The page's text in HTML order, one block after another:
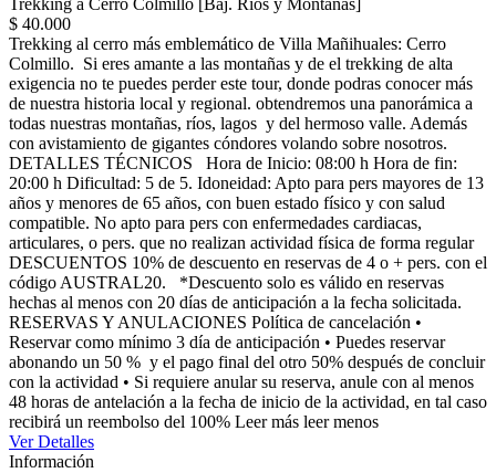
Trekking a Cerro Colmillo [Baj. Ríos y Montañas]
$ 40.000
Trekking al cerro más emblemático de Villa Mañihuales: Cerro
Colmillo. Si eres amante a las montañas y de el trekking de alta
exigencia no te puedes perder este tour, donde podras conocer más
de nuestra historia local y regional. obtendremos una panorámica a
todas nuestras montañas, ríos, lagos y del hermoso valle. Además
con avistamiento de gigantes cóndores volando sobre nosotros.
DETALLES TÉCNICOS Hora de Inicio: 08:00 h Hora de fin:
20:00 h Dificultad: 5 de 5. Idoneidad: Apto para pers mayores de 13
años y menores de 65 años, con buen estado físico y con salud
compatible. No apto para pers con enfermedades cardiacas,
articulares, o pers. que no realizan actividad física de forma regular
DESCUENTOS 10% de descuento en reservas de 4 o + pers. con el
código AUSTRAL20. *Descuento solo es válido en reservas
hechas al menos con 20 días de anticipación a la fecha solicitada.
RESERVAS Y ANULACIONES Política de cancelación •
Reservar como mínimo 3 día de anticipación • Puedes reservar
abonando un 50 % y el pago final del otro 50% después de concluir
con la actividad • Si requiere anular su reserva, anule con al menos
48 horas de antelación a la fecha de inicio de la actividad, en tal caso
recibirá un reembolso del 100% Leer más leer menos
Ver Detalles
Información